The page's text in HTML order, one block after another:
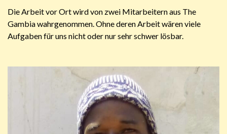
Die Arbeit vor Ort wird von zwei Mitarbeitern aus The
Gambia wahrgenommen. Ohne deren Arbeit wären viele
Aufgaben für uns nicht oder nur sehr schwer lösbar.